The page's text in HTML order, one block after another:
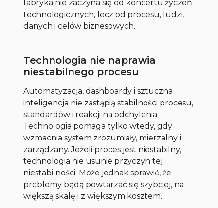
fabryka nie zaczyna się od koncertu życzeń
technologicznych, lecz od procesu, ludzi,
danych i celów biznesowych.
Technologia nie naprawia
niestabilnego procesu
Automatyzacja, dashboardy i sztuczna
inteligencja nie zastąpią stabilności procesu,
standardów i reakcji na odchylenia.
Technologia pomaga tylko wtedy, gdy
wzmacnia system zrozumiały, mierzalny i
zarządzany. Jeżeli proces jest niestabilny,
technologia nie usunie przyczyn tej
niestabilności. Może jednak sprawić, że
problemy będą powtarzać się szybciej, na
większą skalę i z większym kosztem.